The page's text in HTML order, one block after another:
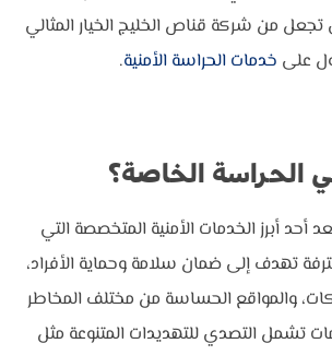
تجعل من شركة قناص الخليج الخيار المثالي
على خدمات الحراسة الأمنية.
الحراسة الخاصة؟
أحد أبرز الخدمات الأمنية المتخصصة التي
تهدف إلى ضمان سلامة وحماية الأفراد،
والمواقع الحساسة من مختلف المخاطر
تشمل التصدي للتهديدات المتنوعة مثل